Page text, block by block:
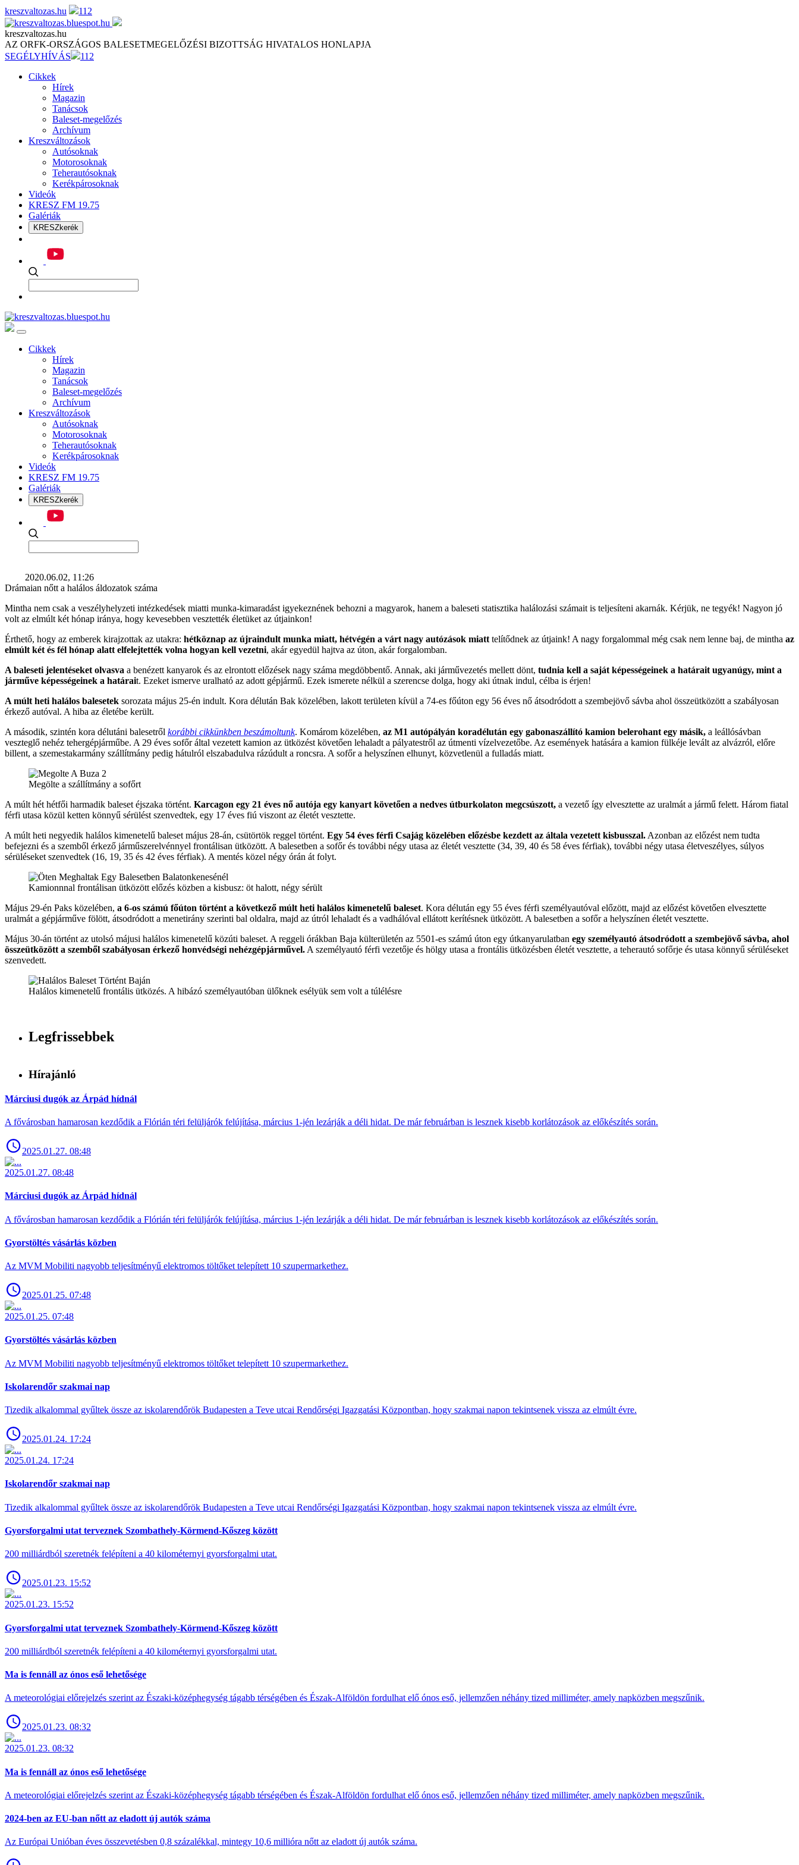
Skip
to
content
kreszvaltozas.hu 112
kreszvaltozas.hu
AZ ORFK-ORSZÁGOS BALESETMEGELŐZÉSI BIZOTTSÁG HIVATALOS HONLAPJA
SEGÉLYHÍVÁS
112
Cikkek
Hírek
Magazin
Tanácsok
Baleset-megelőzés
Archívum
Kreszváltozások
Autósoknak
Motorosoknak
Teherautósoknak
Kerékpárosoknak
Videók
KRESZ FM 19.75
Galériák
KRESZkerék
Cikkek
Hírek
Magazin
Tanácsok
Baleset-megelőzés
Archívum
Kreszváltozások
Autósoknak
Motorosoknak
Teherautósoknak
Kerékpárosoknak
Videók
KRESZ FM 19.75
Galériák
KRESZkerék
2020.06.02, 11:26
Drámaian nőtt a halálos áldozatok száma
Mintha nem csak a veszélyhelyzeti intézkedések miatti munka-kimaradást igyekeznének behozni a magyarok, hanem a baleseti statisztika halálozási számait is teljesíteni akarnák. Kérjük, ne tegyék! Nagyon jó
volt az elmúlt két hónap iránya, hogy kevesebben vesztették életüket az útjainkon!
Érthető, hogy az emberek kirajzottak az utakra: hétköznap az újraindult munka miatt, hétvégén a várt nagy autózások miatt telítődnek az útjaink! A nagy forgalommal még csak nem lenne baj, de mintha az
elmúlt két és fél hónap alatt elfelejtették volna hogyan kell vezetni, akár egyedül hajtva az úton, akár forgalomban.
A baleseti jelentéseket olvasva a benézett kanyarok és az elrontott előzések nagy száma megdöbbentő. Annak, aki járművezetés mellett dönt, tudnia kell a saját képességeinek a határait ugyanúgy, mint a
járműve képességeinek a határait. Ezeket ismerve uralható az adott gépjármű. Ezek ismerete nélkül a szerencse dolga, hogy aki útnak indul, célba is érjen!
A múlt heti halálos balesetek sorozata május 25-én indult. Kora délután Bak közelében, lakott területen kívül a 74-es főúton egy 56 éves nő átsodródott a szembejövő sávba ahol összeütközött a szabályosan
érkező autóval. A hiba az életébe került.
A második, szintén kora délutáni balesetről korábbi cikkünkben beszámoltunk. Komárom közelében, az M1 autópályán koradélután egy gabonaszállító kamion belerohant egy másik, a leállósávban
veszteglő nehéz tehergépjárműbe. A 29 éves sofőr által vezetett kamion az ütközést követően lehaladt a pályatestről az útmenti vízelvezetőbe. Az események hatására a kamion fülkéje levált az alvázról, előre
billent, a szemestakarmány szállítmány pedig hátulról elszabadulva rázúdult a roncsra. A sofőr a helyszínen elhunyt, közvetlenül a fulladás miatt.
Megölte a szállítmány a sofőrt
A múlt hét hétfői harmadik baleset éjszaka történt. Karcagon egy 21 éves nő autója egy kanyart követően a nedves útburkolaton megcsúszott, a vezető így elvesztette az uralmát a jármű felett. Három fiatal
férfi utasa közül ketten könnyű sérülést szenvedtek, egy 17 éves fiú viszont az életét vesztette.
A múlt heti negyedik halálos kimenetelű baleset május 28-án, csütörtök reggel történt. Egy 54 éves férfi Csajág közelében előzésbe kezdett az általa vezetett kisbusszal. Azonban az előzést nem tudta
befejezni és a szemből érkező járműszerelvénnyel frontálisan ütközött. A balesetben a sofőr és további négy utasa az életét vesztette (34, 39, 40 és 58 éves férfiak), további négy utasa életveszélyes, súlyos
sérüléseket szenvedtek (16, 19, 35 és 42 éves férfiak). A mentés közel négy órán át folyt.
Kamionnnal frontálisan ütközött előzés közben a kisbusz: öt halott, négy sérült
Május 29-én Paks közelében, a 6-os számú főúton történt a következő múlt heti halálos kimenetelű baleset. Kora délután egy 55 éves férfi személyautóval előzött, majd az előzést követően elvesztette
uralmát a gépjárműve fölött, átsodródott a menetirány szerinti bal oldalra, majd az útról lehaladt és a vadhálóval ellátott kerítésnek ütközött. A balesetben a sofőr a helyszínen életét vesztette.
Május 30-án történt az utolsó májusi halálos kimenetelű közúti baleset. A reggeli órákban Baja külterületén az 5501-es számú úton egy útkanyarulatban egy személyautó átsodródott a szembejövő sávba, ahol
összeütközött a szemből szabályosan érkező honvédségi nehézgépjárművel. A személyautó férfi vezetője és hölgy utasa a frontális ütközésben életét vesztette, a teherautó sofőrje és utasa könnyű sérüléseket
szenvedett.
Halálos kimenetelű frontális ütközés. A hibázó személyautóban ülőknek esélyük sem volt a túlélésre
Legfrissebbek
Hírajánló
Márciusi dugók az Árpád hídnál
A fővárosban hamarosan kezdődik a Flórián téri felüljárók felújítása, március 1-jén lezárják a déli hidat. De már februárban is lesznek kisebb korlátozások az előkészítés során.
2025.01.27. 08:48
2025.01.27. 08:48
Márciusi dugók az Árpád hídnál
A fővárosban hamarosan kezdődik a Flórián téri felüljárók felújítása, március 1-jén lezárják a déli hidat. De már februárban is lesznek kisebb korlátozások az előkészítés során.
Gyorstöltés vásárlás közben
Az MVM Mobiliti nagyobb teljesítményű elektromos töltőket telepített 10 szupermarkethez.
2025.01.25. 07:48
2025.01.25. 07:48
Gyorstöltés vásárlás közben
Az MVM Mobiliti nagyobb teljesítményű elektromos töltőket telepített 10 szupermarkethez.
Iskolarendőr szakmai nap
Tizedik alkalommal gyűltek össze az iskolarendőrök Budapesten a Teve utcai Rendőrségi Igazgatási Központban, hogy szakmai napon tekintsenek vissza az elmúlt évre.
2025.01.24. 17:24
2025.01.24. 17:24
Iskolarendőr szakmai nap
Tizedik alkalommal gyűltek össze az iskolarendőrök Budapesten a Teve utcai Rendőrségi Igazgatási Központban, hogy szakmai napon tekintsenek vissza az elmúlt évre.
Gyorsforgalmi utat terveznek Szombathely-Körmend-Kőszeg között
200 milliárdból szeretnék felépíteni a 40 kilométernyi gyorsforgalmi utat.
2025.01.23. 15:52
2025.01.23. 15:52
Gyorsforgalmi utat terveznek Szombathely-Körmend-Kőszeg között
200 milliárdból szeretnék felépíteni a 40 kilométernyi gyorsforgalmi utat.
Ma is fennáll az ónos eső lehetősége
A meteorológiai előrejelzés szerint az Északi-középhegység tágabb térségében és Észak-Alföldön fordulhat elő ónos eső, jellemzően néhány tized milliméter, amely napközben megszűnik.
2025.01.23. 08:32
2025.01.23. 08:32
Ma is fennáll az ónos eső lehetősége
A meteorológiai előrejelzés szerint az Északi-középhegység tágabb térségében és Észak-Alföldön fordulhat elő ónos eső, jellemzően néhány tized milliméter, amely napközben megszűnik.
2024-ben az EU-ban nőtt az eladott új autók száma
Az Európai Unióban éves összevetésben 0,8 százalékkal, mintegy 10,6 millióra nőtt az eladott új autók száma.